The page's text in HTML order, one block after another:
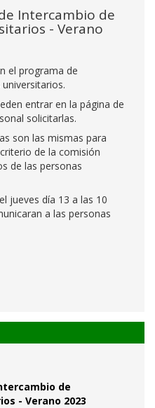
Intercambio de
- Verano
el programa de
entrar en la página de
solicitarlas.
son las mismas para
de la comisión
de las personas
jueves día 13 a las 10
a las personas
de
- Verano 2023